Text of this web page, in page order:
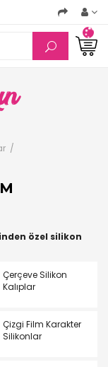
özel silikon
Çerçeve Silikon
Kalıplar
Çizgi Film Karakter
Silikonlar